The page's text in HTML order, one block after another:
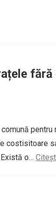
fără
pentru
costisitoare
o…